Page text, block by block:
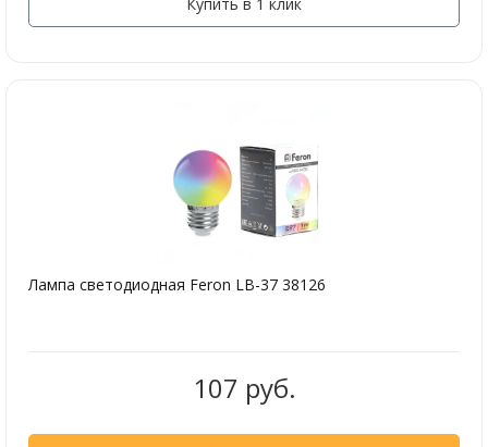
Лампа светодиодная Feron LB-37 38126
107 руб.